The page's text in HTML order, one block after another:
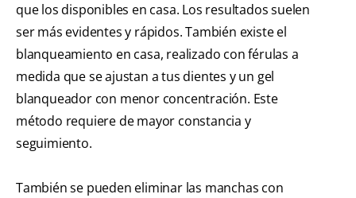
que los disponibles en casa. Los resultados suelen
ser más evidentes y rápidos. También existe el
blanqueamiento en casa, realizado con férulas a
medida que se ajustan a tus dientes y un gel
blanqueador con menor concentración. Este
método requiere de mayor constancia y
seguimiento.
También se pueden eliminar las manchas con